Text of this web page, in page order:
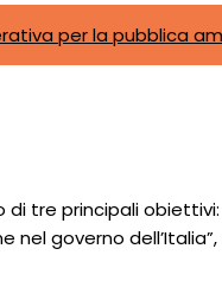
per la pubblica
di tre principali
nel governo